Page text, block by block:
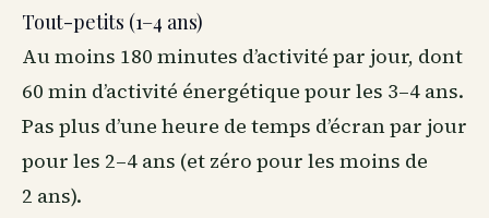
Tout-petits (1–4 ans)
Au moins 180 minutes d’activité par jour, dont
60 min d’activité énergétique pour les 3–4 ans.
Pas plus d’une heure de temps d’écran par jour
pour les 2–4 ans (et zéro pour les moins de
2 ans).